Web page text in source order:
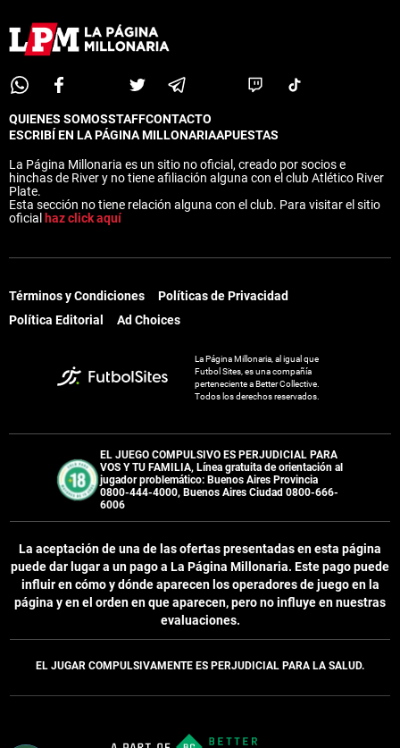
QUIENES SOMOSSTAFFCONTACTO
ESCRIBÍ EN LA PÁGINA MILLONARIAAPUESTAS
La Página Millonaria es un sitio no oficial, creado por socios e
hinchas de River y no tiene afiliación alguna con el club Atlético River
Plate.
Esta sección no tiene relación alguna con el club. Para visitar el sitio
oficial haz click aquí
Términos y Condiciones
Políticas de Privacidad
Política Editorial
Ad Choices
La Página Millonaria, al igual que
Futbol Sites, es una compañía
perteneciente a Better Collective.
Todos los derechos reservados.
EL JUEGO COMPULSIVO ES PERJUDICIAL PARA
VOS Y TU FAMILIA, Línea gratuita de orientación al
jugador problemático: Buenos Aires Provincia
0800-444-4000, Buenos Aires Ciudad 0800-666-
6006
La aceptación de una de las ofertas presentadas en esta página
puede dar lugar a un pago a La Página Millonaria. Este pago puede
influir en cómo y dónde aparecen los operadores de juego en la
página y en el orden en que aparecen, pero no influye en nuestras
evaluaciones.
EL JUGAR COMPULSIVAMENTE ES PERJUDICIAL PARA LA SALUD.